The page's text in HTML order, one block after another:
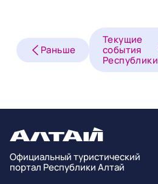
Раньше
Текущие
события
Республики
Официальный туристический
портал Республики Алтай